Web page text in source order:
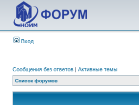
Вход
Сообщения без ответов | Активные темы
Список форумов